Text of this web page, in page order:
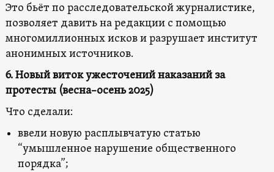
Это бьёт по расследовательской журналистике,
позволяет давить на редакции с помощью
многомиллионных исков и разрушает институт
анонимных источников.
6. Новый виток ужесточений наказаний за
протесты (весна–осень 2025)
Что сделали:
ввели новую расплывчатую статью
“умышленное нарушение общественного
порядка”;